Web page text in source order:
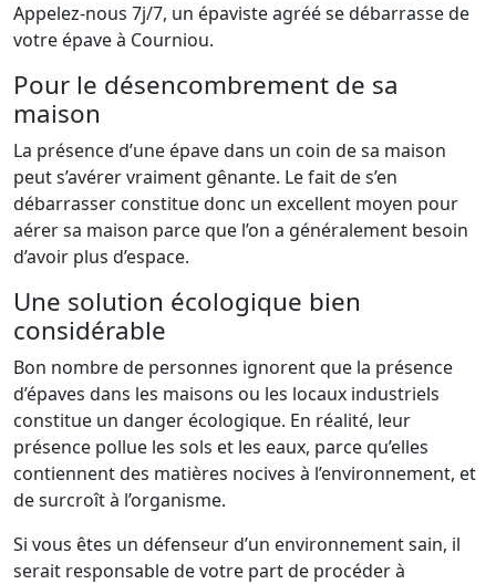
Appelez-nous 7j/7, un épaviste agréé se débarrasse de
votre épave à Courniou.
Pour le désencombrement de sa
maison
La présence d’une épave dans un coin de sa maison
peut s’avérer vraiment gênante. Le fait de s’en
débarrasser constitue donc un excellent moyen pour
aérer sa maison parce que l’on a généralement besoin
d’avoir plus d’espace.
Une solution écologique bien
considérable
Bon nombre de personnes ignorent que la présence
d’épaves dans les maisons ou les locaux industriels
constitue un danger écologique. En réalité, leur
présence pollue les sols et les eaux, parce qu’elles
contiennent des matières nocives à l’environnement, et
de surcroît à l’organisme.
Si vous êtes un défenseur d’un environnement sain, il
serait responsable de votre part de procéder à